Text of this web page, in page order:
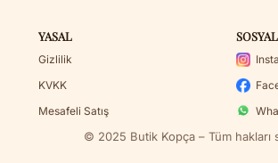
YASAL
Gizlilik
KVKK
Mesafeli Satış
SOSYAL
© 2025 Butik Kopça – Tüm hakları